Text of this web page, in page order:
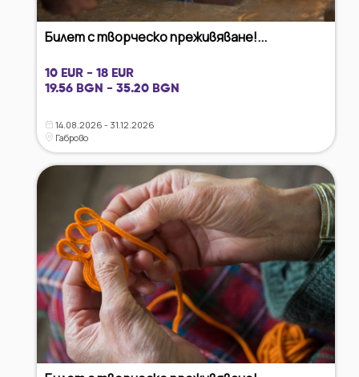
Билет с творческо преживяване!...
10 EUR - 18 EUR
19.56 BGN - 35.20 BGN
14.08.2026 - 31.12.2026
Габрово